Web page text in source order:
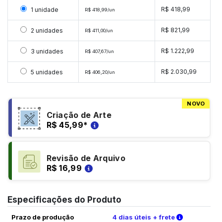
Selecionar 1 unidade
1 unidade R$ 418,99/un R$ 418,99
Selecionar 2 unidades
2 unidades R$ 411,00/un R$ 821,99
Selecionar 3 unidades
3 unidades R$ 407,67/un R$ 1.222,99
Selecionar 5 unidades
5 unidades R$ 406,20/un R$ 2.030,99
NOVO
Criação de Arte
R$ 45,99*
Revisão de Arquivo
R$ 16,99
Especificações do Produto
Prazo de produção 4 dias úteis + frete Verifique